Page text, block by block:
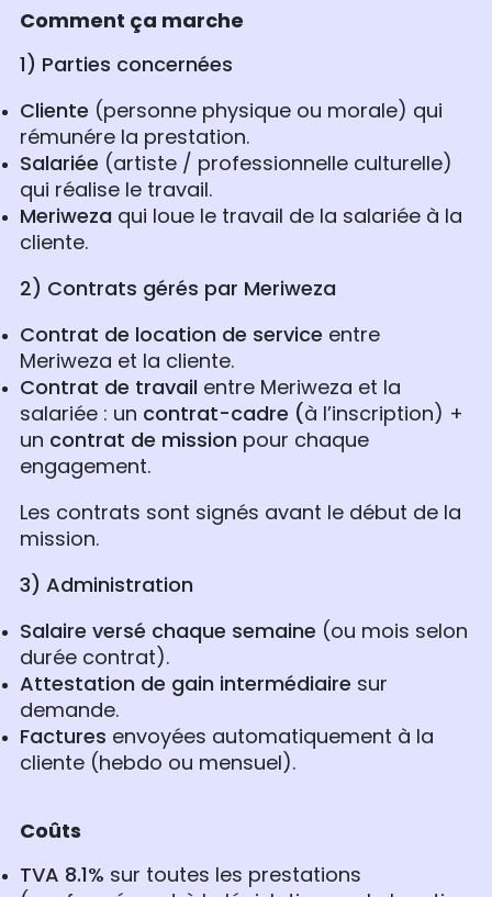
Comment ça marche
1) Parties concernées
Cliente (personne physique ou morale) qui
rémunére la prestation.
Salariée (artiste / professionnelle culturelle)
qui réalise le travail.
Meriweza qui loue le travail de la salariée à la
cliente.
2) Contrats gérés par Meriweza
Contrat de location de service entre
Meriweza et la cliente.
Contrat de travail entre Meriweza et la
salariée : un contrat-cadre ( à l’inscription) +
un contrat de mission pour chaque
engagement.
Les contrats sont signés avant le début de la
mission.
3) Administration
Salaire versé chaque semaine (ou mois selon
durée contrat).
Attestation de gain intermédiaire sur
demande.
Factures envoyées automatiquement à la
cliente (hebdo ou mensuel).
Coûts
TVA 8.1% sur toutes les prestations